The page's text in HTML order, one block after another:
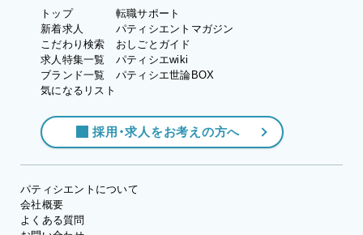
トップ
新着求人
こだわり検索
求人特集一覧
ブランド一覧
気になるリスト
転職サポート
パティシエントマガジン
おしごとガイド
パティシエwiki
パティシエ世論BOX
採用・求人をお考えの方へ
パティシエントについて
会社概要
よくある質問